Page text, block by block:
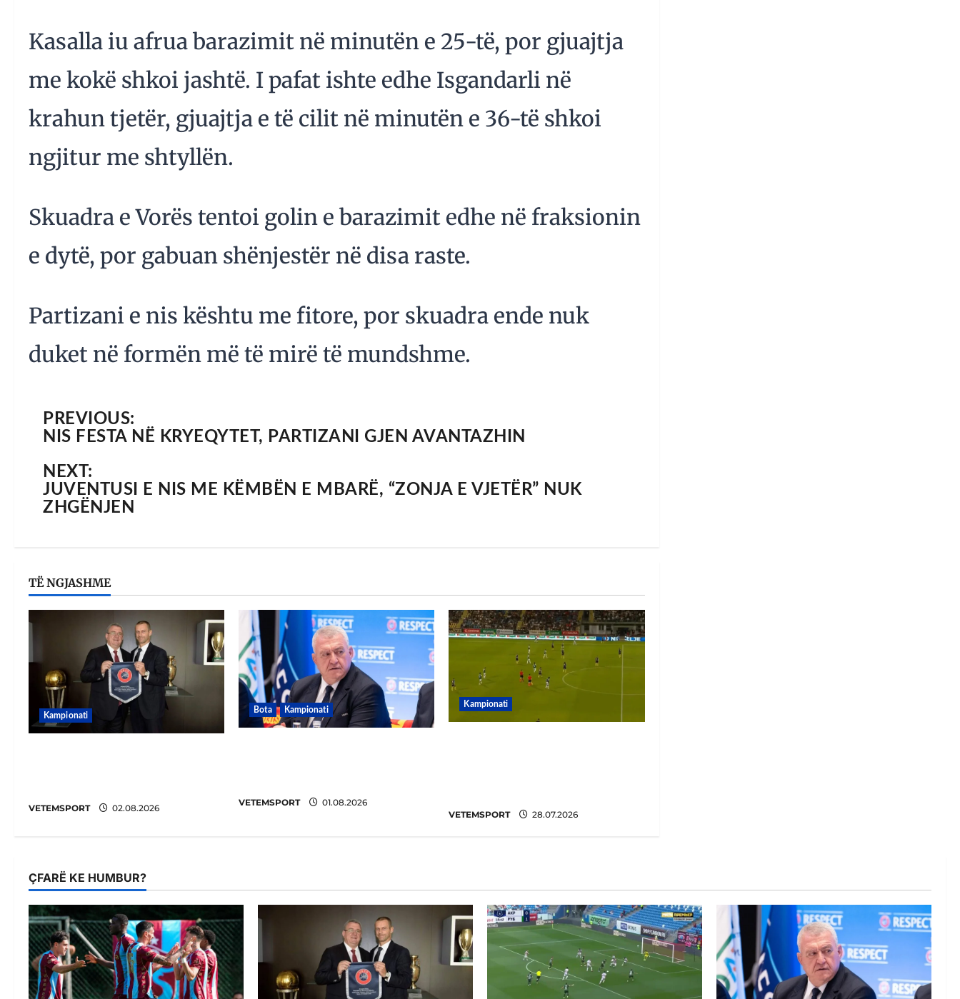
Kasalla iu afrua barazimit në minutën e 25-të, por gjuajtja
me kokë shkoi jashtë. I pafat ishte edhe Isgandarli në
krahun tjetër, gjuajtja e të cilit në minutën e 36-të shkoi
ngjitur me shtyllën.
Skuadra e Vorës tentoi golin e barazimit edhe në fraksionin
e dytë, por gabuan shënjestër në disa raste.
Partizani e nis kështu me fitore, por skuadra ende nuk
duket në formën më të mirë të mundshme.
PREVIOUS:
NIS FESTA NË KRYEQYTET, PARTIZANI GJEN AVANTAZHIN
NEXT:
JUVENTUSI E NIS ME KËMBËN E MBARË, “ZONJA E VJETËR” NUK
ZHGËNJEN
TË NGJASHME
Kampionati
VETEMSPORT 02.08.2026
Bota Kampionati
VETEMSPORT 01.08.2026
Kampionati
VETEMSPORT 28.07.2026
ÇFARË KE HUMBUR?